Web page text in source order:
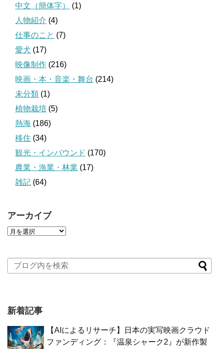
中文（簡体字）
(1)
人物紹介 (4)
仕事のこと (7)
愛犬 (17)
映像制作 (216)
映画・本・音楽・舞台 (214)
未分類 (1)
植物栽培 (5)
熱海 (186)
移住 (34)
観光・インバウンド (170)
農業・漁業・林業 (17)
雑記 (64)
アーカイブ
新着記事
【AIによるリサーチ】日本の実写映画クラウド
ファンディング：『温泉シャーク2』が新作製